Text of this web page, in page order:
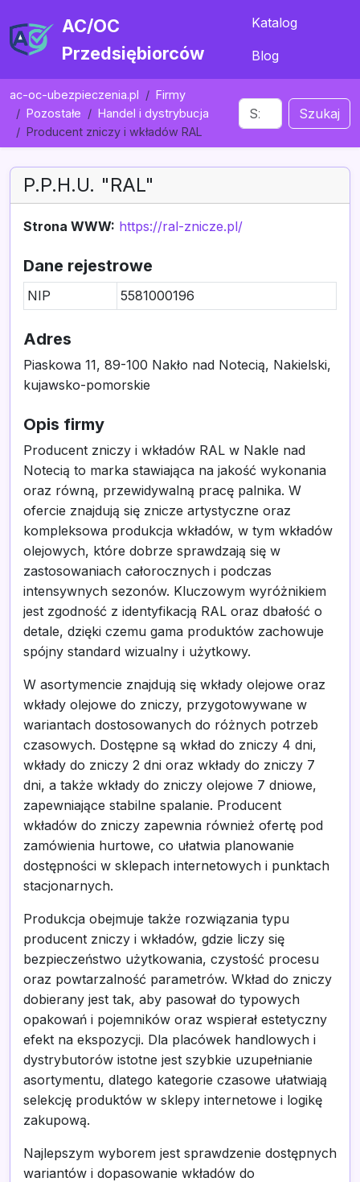
AC/OC
Przedsiębiorców
Katalog
Blog
ac-oc-ubezpieczenia.pl
Firmy
Pozostałe
Handel i dystrybucja
Producent zniczy i wkładów RAL
Szukaj
P.P.H.U. "RAL"
Strona WWW: https://ral-znicze.pl/
Dane rejestrowe
NIP 5581000196
Adres
Piaskowa 11, 89-100 Nakło nad Notecią, Nakielski,
kujawsko-pomorskie
Opis firmy
Producent zniczy i wkładów RAL w Nakle nad
Notecią to marka stawiająca na jakość wykonania
oraz równą, przewidywalną pracę palnika. W
ofercie znajdują się znicze artystyczne oraz
kompleksowa produkcja wkładów, w tym wkładów
olejowych, które dobrze sprawdzają się w
zastosowaniach całorocznych i podczas
intensywnych sezonów. Kluczowym wyróżnikiem
jest zgodność z identyfikacją RAL oraz dbałość o
detale, dzięki czemu gama produktów zachowuje
spójny standard wizualny i użytkowy.
W asortymencie znajdują się wkłady olejowe oraz
wkłady olejowe do zniczy, przygotowywane w
wariantach dostosowanych do różnych potrzeb
czasowych. Dostępne są wkład do zniczy 4 dni,
wkłady do zniczy 2 dni oraz wkłady do zniczy 7
dni, a także wkłady do zniczy olejowe 7 dniowe,
zapewniające stabilne spalanie. Producent
wkładów do zniczy zapewnia również ofertę pod
zamówienia hurtowe, co ułatwia planowanie
dostępności w sklepach internetowych i punktach
stacjonarnych.
Produkcja obejmuje także rozwiązania typu
producent zniczy i wkładów, gdzie liczy się
bezpieczeństwo użytkowania, czystość procesu
oraz powtarzalność parametrów. Wkład do zniczy
dobierany jest tak, aby pasował do typowych
opakowań i pojemników oraz wspierał estetyczny
efekt na ekspozycji. Dla placówek handlowych i
dystrybutorów istotne jest szybkie uzupełnianie
asortymentu, dlatego kategorie czasowe ułatwiają
selekcję produktów w sklepy internetowe i logikę
zakupową.
Najlepszym wyborem jest sprawdzenie dostępnych
wariantów i dopasowanie wkładów do